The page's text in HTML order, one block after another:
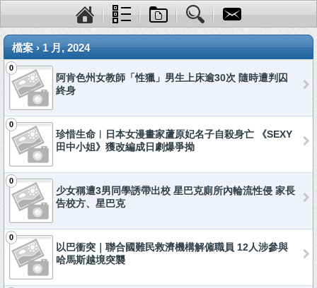
檔案 › 1 月, 2024
0
阿肯色州女教師「性獵」男生上床逾30次 隨時遭判囚
終身
0
珍惜生命︱日本女漫畫家蘆原妃名子自殺身亡 《SEXY
田中小姐》獲改編成日劇爆爭拗
0
少女稱遭3男同學誘帶出校 星巴克廁所內輪流性侵 家長
告校方、星巴克
0
以巴衝突｜聯合國難民救濟機構解僱職員 12人涉參與
哈馬斯越境突襲